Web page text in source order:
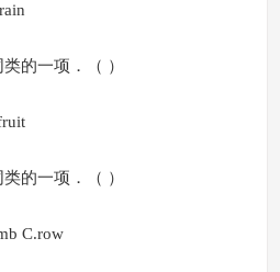
的一项．（ ）
的一项．（ ）
C.row